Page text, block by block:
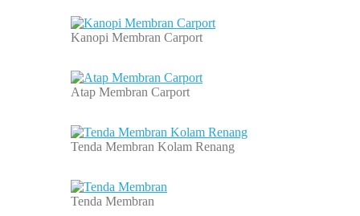
Kanopi Membran Carport
Atap Membran Carport
Tenda Membran Kolam Renang
Tenda Membran